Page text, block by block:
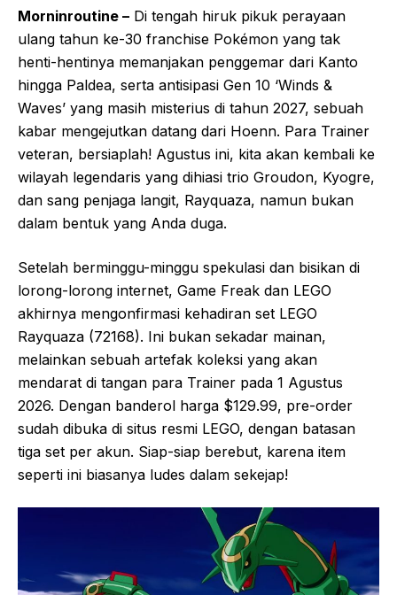
Morninroutine – Di tengah hiruk pikuk perayaan
ulang tahun ke-30 franchise Pokémon yang tak
henti-hentinya memanjakan penggemar dari Kanto
hingga Paldea, serta antisipasi Gen 10 ‘Winds &
Waves’ yang masih misterius di tahun 2027, sebuah
kabar mengejutkan datang dari Hoenn. Para Trainer
veteran, bersiaplah! Agustus ini, kita akan kembali ke
wilayah legendaris yang dihiasi trio Groudon, Kyogre,
dan sang penjaga langit, Rayquaza, namun bukan
dalam bentuk yang Anda duga.
Setelah berminggu-minggu spekulasi dan bisikan di
lorong-lorong internet, Game Freak dan LEGO
akhirnya mengonfirmasi kehadiran set LEGO
Rayquaza (72168). Ini bukan sekadar mainan,
melainkan sebuah artefak koleksi yang akan
mendarat di tangan para Trainer pada 1 Agustus
2026. Dengan banderol harga $129.99, pre-order
sudah dibuka di situs resmi LEGO, dengan batasan
tiga set per akun. Siap-siap berebut, karena item
seperti ini biasanya ludes dalam sekejap!